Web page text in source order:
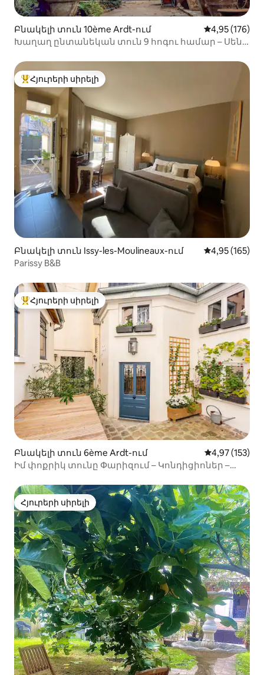
Բնակելի տուն 10ème Ardt-ում Միջին
4,95 (176)
Խաղաղ ընտանեկան տուն 9 հոգու համար – Սեն
Հյուրերի սիրելի լավագույն տները
Հյուրերի սիրելի
Բնակելի տուն Issy-les-Moulineaux-ում Միջին
4,95 (165)
Parissy B&B
Հյուրերի սիրելի լավագույն տները
Հյուրերի սիրելի
Բնակելի տուն 6ème Ardt-ում Միջին
4,97 (153)
Իմ փոքրիկ տունը Փարիզում – Կոնդիցիոներ –
Հյուրերի սիրելի
Հյուրերի սիրելի